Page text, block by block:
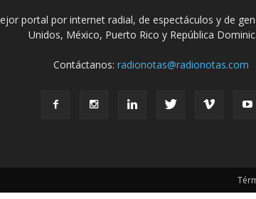
portal por internet radial, de espectáculos y de
Unidos, México, Puerto Rico y República
Contáctanos:radionotas@radionotas.com